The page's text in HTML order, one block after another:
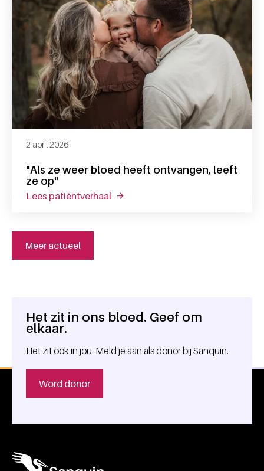
"Als ze weer bloed heeft ontvangen, leeft
ze op"
2 april 2026
lees patiëntverhaal over "als ze weer bloed heeft
Meer actueel
Algemene informatie
Het zit in ons bloed. Geef om
elkaar.
Het zit ook in jou. Meld je aan als donor bij Sanquin.
Word donor